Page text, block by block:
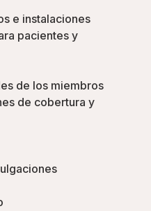
e instalaciones
pacientes y
de los miembros
de cobertura y